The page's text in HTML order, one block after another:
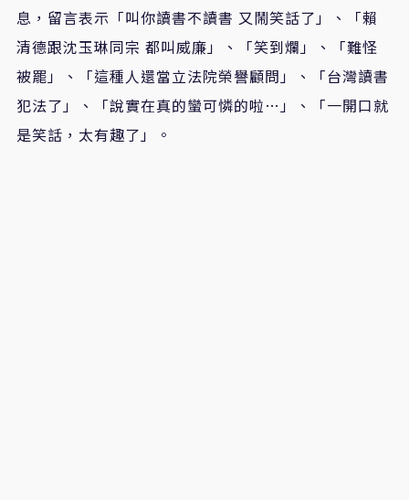
息，留言表示「叫你讀書不讀書 又鬧笑話了」、「賴
清德跟沈玉琳同宗 都叫威廉」、「笑到爛」、「難怪
被罷」、「這種人還當立法院榮譽顧問」、「台灣讀書
犯法了」、「說實在真的蠻可憐的啦…」、「一開口就
是笑話，太有趣了」。